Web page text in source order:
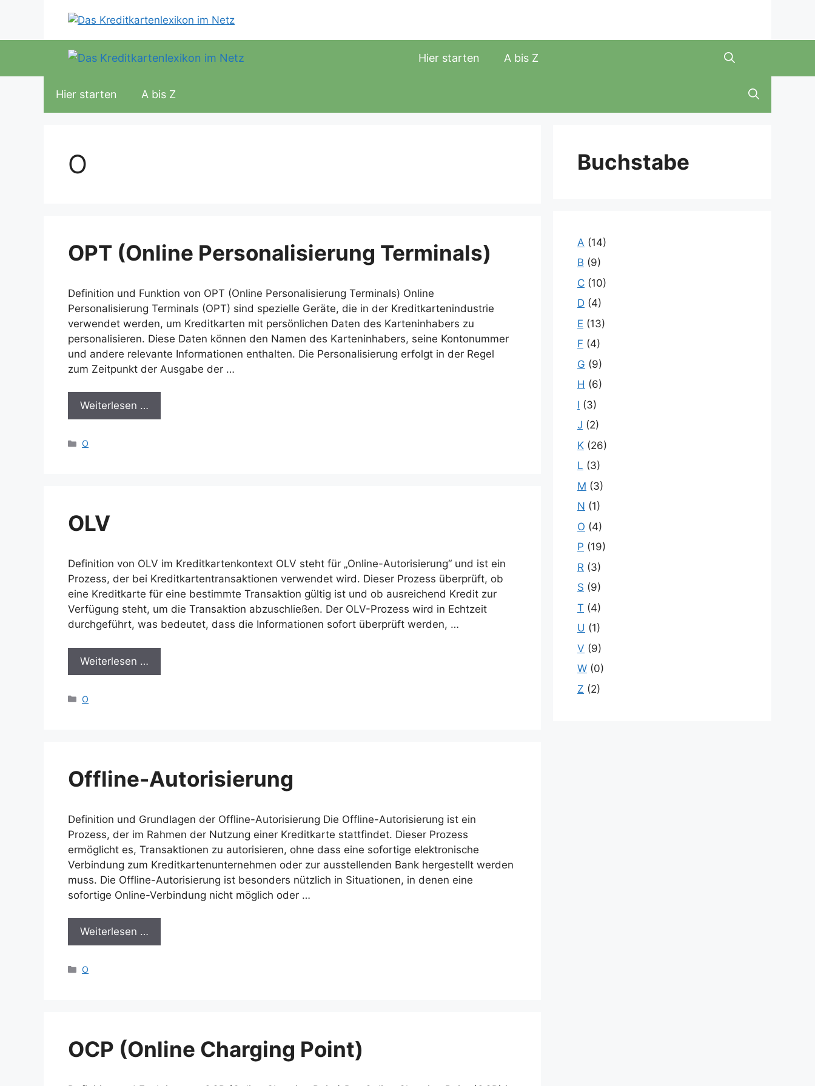
springen
Hier starten A bis Z
Hier starten A bis Z
O
OPT (Online Personalisierung Terminals)
Definition und Funktion von OPT (Online Personalisierung Terminals) Online
Personalisierung Terminals (OPT) sind spezielle Geräte, die in der Kreditkartenindustrie
verwendet werden, um Kreditkarten mit persönlichen Daten des Karteninhabers zu
personalisieren. Diese Daten können den Namen des Karteninhabers, seine Kontonummer
und andere relevante Informationen enthalten. Die Personalisierung erfolgt in der Regel
zum Zeitpunkt der Ausgabe der …
Weiterlesen …
Kategorien
O
OLV
Definition von OLV im Kreditkartenkontext OLV steht für „Online-Autorisierung“ und ist ein
Prozess, der bei Kreditkartentransaktionen verwendet wird. Dieser Prozess überprüft, ob
eine Kreditkarte für eine bestimmte Transaktion gültig ist und ob ausreichend Kredit zur
Verfügung steht, um die Transaktion abzuschließen. Der OLV-Prozess wird in Echtzeit
durchgeführt, was bedeutet, dass die Informationen sofort überprüft werden, …
Weiterlesen …
Kategorien
O
Offline-Autorisierung
Definition und Grundlagen der Offline-Autorisierung Die Offline-Autorisierung ist ein
Prozess, der im Rahmen der Nutzung einer Kreditkarte stattfindet. Dieser Prozess
ermöglicht es, Transaktionen zu autorisieren, ohne dass eine sofortige elektronische
Verbindung zum Kreditkartenunternehmen oder zur ausstellenden Bank hergestellt werden
muss. Die Offline-Autorisierung ist besonders nützlich in Situationen, in denen eine
sofortige Online-Verbindung nicht möglich oder …
Weiterlesen …
Kategorien
O
OCP (Online Charging Point)
Buchstabe
A (14)
B (9)
C (10)
D (4)
E (13)
F (4)
G (9)
H (6)
I (3)
J (2)
K (26)
L (3)
M (3)
N (1)
O (4)
P (19)
R (3)
S (9)
T (4)
U (1)
V (9)
W (0)
Z (2)